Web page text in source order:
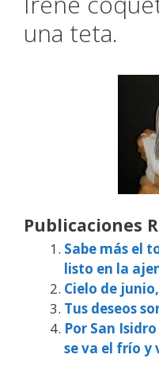
una teta.
Publicaciones
Sabe más el
listo en la
Cielo de
Tus deseos
Por San
se va el frío y